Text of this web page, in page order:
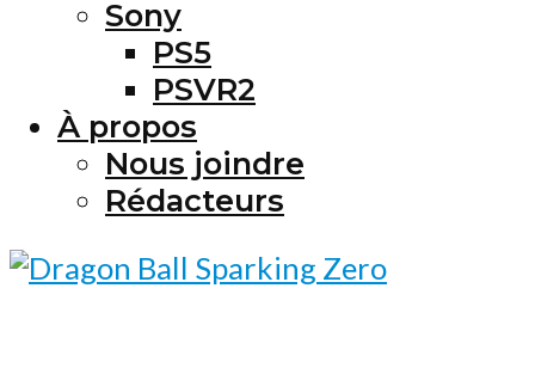
Sony
PS5
PSVR2
À propos
Nous joindre
Rédacteurs